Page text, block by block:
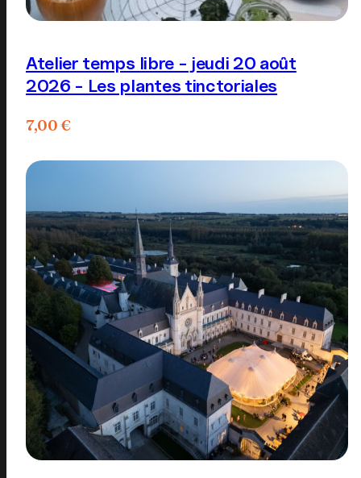
Atelier temps libre - jeudi 20 août
2026 - Les plantes tinctoriales
7,00€